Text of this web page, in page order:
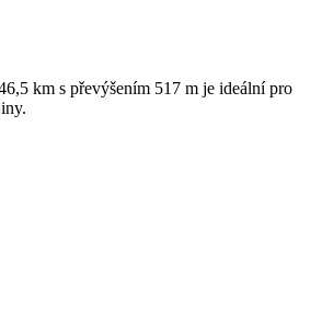
km s převýšením 517 m je ideální pro